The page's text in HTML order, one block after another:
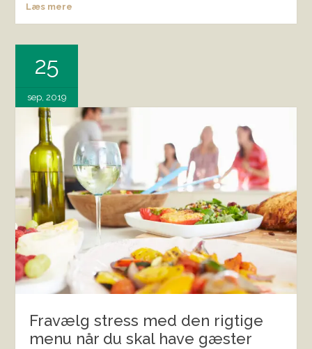
Læs mere
25
sep, 2019
Fravælg stress med den rigtige
menu når du skal have gæster